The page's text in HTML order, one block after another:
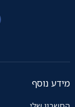
מידע נוסף